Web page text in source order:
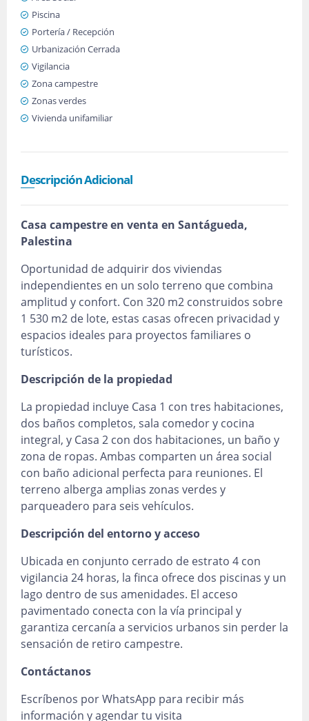
Piscina
Portería / Recepción
Urbanización Cerrada
Vigilancia
Zona campestre
Zonas verdes
Vivienda unifamiliar
Descripción Adicional
Casa campestre en venta en Santágueda,
Palestina
Oportunidad de adquirir dos viviendas
independientes en un solo terreno que combina
amplitud y confort. Con 320 m2 construidos sobre
1 530 m2 de lote, estas casas ofrecen privacidad y
espacios ideales para proyectos familiares o
turísticos.
Descripción de la propiedad
La propiedad incluye Casa 1 con tres habitaciones,
dos baños completos, sala comedor y cocina
integral, y Casa 2 con dos habitaciones, un baño y
zona de ropas. Ambas comparten un área social
con baño adicional perfecta para reuniones. El
terreno alberga amplias zonas verdes y
parqueadero para seis vehículos.
Descripción del entorno y acceso
Ubicada en conjunto cerrado de estrato 4 con
vigilancia 24 horas, la finca ofrece dos piscinas y un
lago dentro de sus amenidades. El acceso
pavimentado conecta con la vía principal y
garantiza cercanía a servicios urbanos sin perder la
sensación de retiro campestre.
Contáctanos
Escríbenos por WhatsApp para recibir más
información y agendar tu visita